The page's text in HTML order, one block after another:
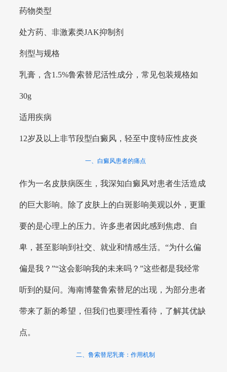
药物类型
处方药、非激素类JAK抑制剂
剂型与规格
乳膏，含1.5%鲁索替尼活性成分，常见包装规格如
30g
适用疾病
12岁及以上非节段型白癜风，轻至中度特应性皮炎
一、白癜风患者的痛点
作为一名皮肤病医生，我深知白癜风对患者生活造成
的巨大影响。除了皮肤上的白斑影响美观以外，更重
要的是心理上的压力。许多患者因此感到焦虑、自
卑，甚至影响到社交、就业和情感生活。“为什么偏
偏是我？”“这会影响我的未来吗？”这些都是我经常
听到的疑问。海南博鳌鲁索替尼的出现，为部分患者
带来了新的希望，但我们也要理性看待，了解其优缺
点。
二、鲁索替尼乳膏：作用机制